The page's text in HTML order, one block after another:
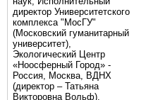
директор Университетского
комплекса "МосГУ"
(Московский гуманитарный
университет),
Экологический Центр
«Ноосферный Город» -
Россия, Москва, ВДНХ
(директор – Татьяна
Викторовна Вольф).